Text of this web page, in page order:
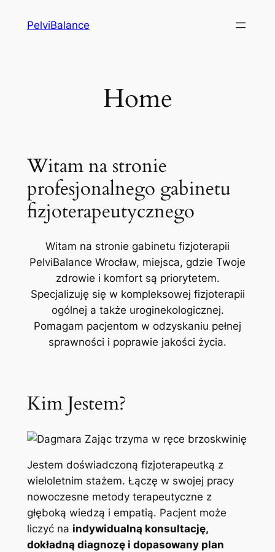
PelviBalance
Home
Witam na stronie
profesjonalnego gabinetu
fizjoterapeutycznego
Witam na stronie gabinetu fizjoterapii
PelviBalance Wrocław, miejsca, gdzie Twoje
zdrowie i komfort są priorytetem.
Specjalizuję się w kompleksowej fizjoterapii
ogólnej a także uroginekologicznej.
Pomagam pacjentom w odzyskaniu pełnej
sprawności i poprawie jakości życia.
Kim Jestem?
Jestem doświadczoną fizjoterapeutką z
wieloletnim stażem. Łączę w swojej pracy
nowoczesne metody terapeutyczne z
głęboką wiedzą i empatią. Pacjent może
liczyć na indywidualną konsultację,
dokładną diagnozę i dopasowany plan